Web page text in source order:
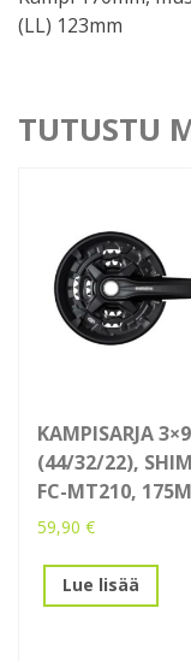
(LL) 123mm
TUTUSTU
KAMPISARJA 3×9
(44/32/22),
FC-MT210,
59,90 €
Lue lisää